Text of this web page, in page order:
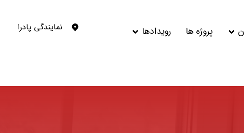
پروژه ها
رویدادها
نمایندگی پادرا